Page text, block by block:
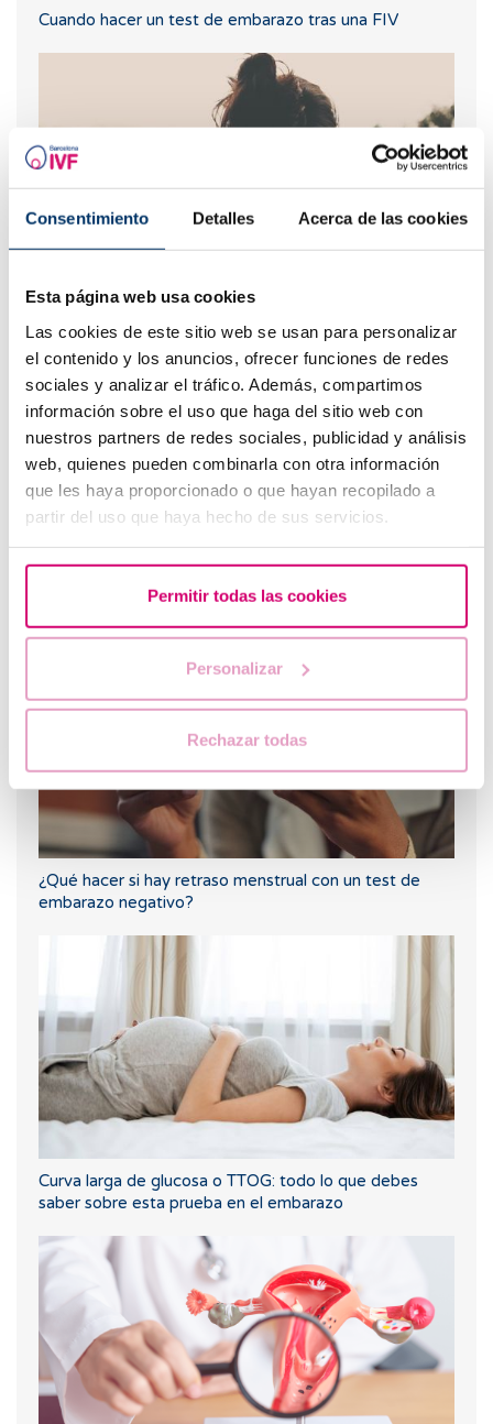
Consentimiento Detalles Acerca de las cookies
Esta página web usa cookies
Las cookies de este sitio web se usan para personalizar
el contenido y los anuncios, ofrecer funciones de redes
sociales y analizar el tráfico. Además, compartimos
información sobre el uso que haga del sitio web con
nuestros partners de redes sociales, publicidad y análisis
web, quienes pueden combinarla con otra información
que les haya proporcionado o que hayan recopilado a
partir del uso que haya hecho de sus servicios.
Permitir todas las cookies
Personalizar
Rechazar todas
Cuando hacer un test de embarazo tras una FIV
Tengo endometriosis. ¿Qué me puede pasar?(II)
en las mujeres con síndrome de ovario poliquístico.
¿Qué hacer si hay retraso menstrual con un test de
embarazo negativo?
Curva larga de glucosa o TTOG: todo lo que debes
saber sobre esta prueba en el embarazo